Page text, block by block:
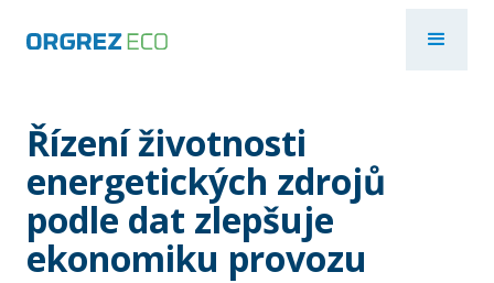
Řízení životnosti
energetických zdrojů
podle dat zlepšuje
ekonomiku provozu